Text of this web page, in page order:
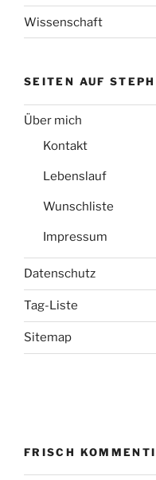
Wissenschaft
SEITEN AUF
Über mich
Kontakt
Lebenslauf
Wunschliste
Impressum
Datenschutz
Tag-Liste
Sitemap
FRISCH